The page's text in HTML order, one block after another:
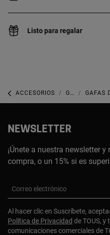
Listo para regalar
ACCESORIOS GAFAS DE SOL GAFAS
NEWSLETTER
¡Únete a nuestra newsletter
compra, o un 15% si es
Correo electrónico
Al hacer clic en Suscríbete,
Política de Privacidad de TOUS,
comunicaciones comerciales de